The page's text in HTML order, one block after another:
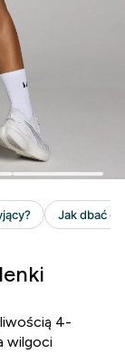
4-
wilgoci